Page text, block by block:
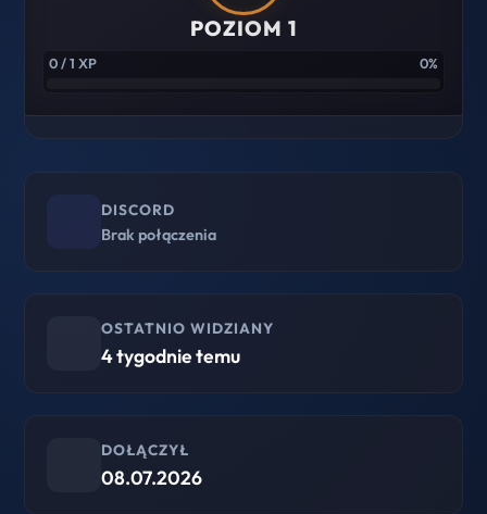
POZIOM 1
0 / 1 XP 0%
DISCORD
Brak połączenia
OSTATNIO WIDZIANY
4 tygodnie temu
DOŁĄCZYŁ
08.07.2026